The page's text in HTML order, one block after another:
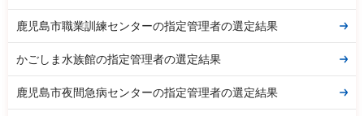
鹿児島市職業訓練センターの指定管理者の選定結果
かごしま水族館の指定管理者の選定結果
鹿児島市夜間急病センターの指定管理者の選定結果